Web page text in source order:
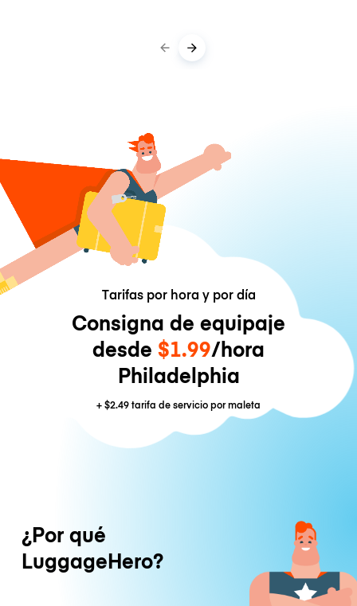
Tarifas por hora y por día
Consigna de equipaje
desde $1.99/hora
Philadelphia
+$2.49tarifa de servicio por maleta
¿Por qué
LuggageHero?